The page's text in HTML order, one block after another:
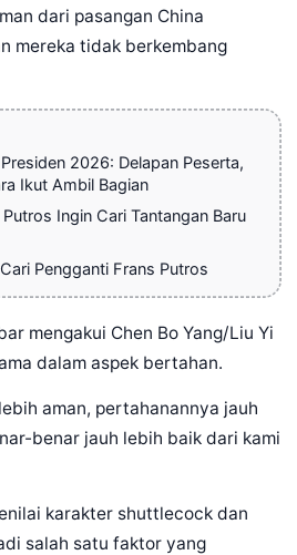
dari pasangan China
mereka tidak berkembang
2026: Delapan Peserta,
Ikut Ambil Bagian
Ingin Cari Tantangan Baru
Pengganti Frans Putros
mengakui Chen Bo Yang/Liu Yi
dalam aspek bertahan.
aman, pertahanannya jauh
benar jauh lebih baik dari kami
karakter shuttlecock dan
salah satu faktor yang